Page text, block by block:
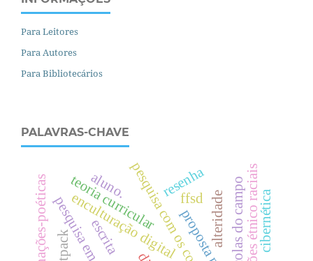
Para Leitores
Para Autores
Para Bibliotecários
PALAVRAS-CHAVE
enculturação digital
escrita
tpack alteridade
teoria curricular relações étnico raciais
escolas do campo
ffsd
aluno. resenha
cibernética